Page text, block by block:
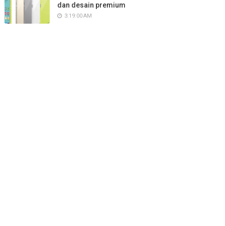
dan desain premium
3:19:00 AM